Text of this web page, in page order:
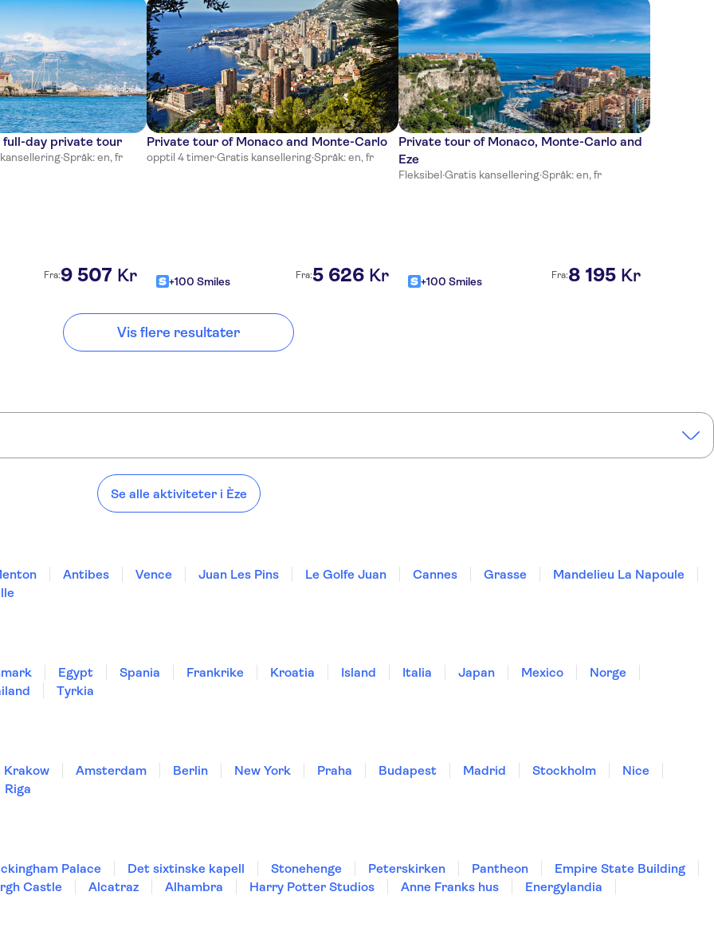
full-day private tour
·Språk: en, fr
Fra:9 507 Kr
Private tour of Monaco and Monte-Carlo
opptil 4 timer·Gratis kansellering·Språk: en, fr
+100 Smiles Fra:5 626 Kr
Private tour of Monaco, Monte-Carlo and
Eze
Fleksibel·Gratis kansellering·Språk: en, fr
+100 Smiles Fra:8 195 Kr
Vis flere resultater
Se alle aktiviteter i Èze
Antibes Vence Juan Les Pins Le Golfe Juan Cannes Grasse
Mandelieu La Napoule
Egypt Spania Frankrike Kroatia Island Italia Japan Mexico
Norge
Tyrkia
Krakow Amsterdam Berlin New York Praha Budapest Madrid Stockholm
Nice
Riga
Palace Det sixtinske kapell Stonehenge Peterskirken Pantheon
Empire State Building
Castle Alcatraz Alhambra Harry Potter Studios Anne Franks hus
Energylandia